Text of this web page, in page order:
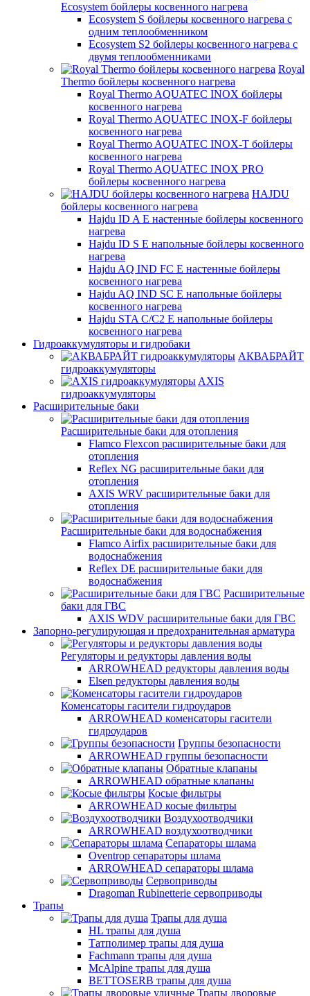
Ecosystem бойлеры косвенного нагрева
Ecosystem S бойлеры косвенного нагрева с
одним теплообменником
Ecosystem S2 бойлеры косвенного нагрева с
двумя теплообменниками
Royal
Thermo бойлеры косвенного нагрева
Royal Thermo AQUATEC INOX бойлеры
косвенного нагрева
Royal Thermo AQUATEC INOX-F бойлеры
косвенного нагрева
Royal Thermo AQUATEC INOX-T бойлеры
косвенного нагрева
Royal Thermo AQUATEC INOX PRO
бойлеры косвенного нагрева
HAJDU
бойлеры косвенного нагрева
Hajdu ID A E настенные бойлеры косвенного
нагрева
Hajdu ID S E напольные бойлеры косвенного
нагрева
Hajdu AQ IND FC E настенные бойлеры
косвенного нагрева
Hajdu AQ IND SC E напольные бойлеры
косвенного нагрева
Hajdu STA C/C2 E напольные бойлеры
косвенного нагрева
Гидроаккумуляторы и гидробаки
АКВАБРАЙТ
гидроаккумуляторы
AXIS
гидроаккумуляторы
Расширительные баки
Расширительные баки для отопления
Flamco Flexcon расширительные баки для
отопления
Reflex NG расширительные баки для
отопления
AXIS WRV расширительные баки для
отопления
Расширительные баки для водоснабжения
Flamco Airfix расширительные баки для
водоснабжения
Reflex DЕ расширительные баки для
водоснабжения
Расширительные
баки для ГВС
AXIS WDV расширительные баки для ГВС
Запорно-регулирующая и предохранительная арматура
Регуляторы и редукторы давления воды
ARROWHEAD редукторы давления воды
Elsen редукторы давления воды
Коменсаторы гасители гидроударов
ARROWHEAD коменсаторы гасители
гидроударов
Группы безопасности
ARROWHEAD группы безопасности
Обратные клапаны
ARROWHEAD обратные клапаны
Косые фильтры
ARROWHEAD косые фильтры
Воздухоотводчики
ARROWHEAD воздухоотводчики
Сепараторы шлама
Oventrop cепараторы шлама
ARROWHEAD сепараторы шлама
Сервоприводы
Dragoman Rubinetterie сервоприводы
Трапы
Трапы для душа
HL трапы для душа
Татполимер трапы для душа
Fachmann трапы для душа
McAlpine трапы для душа
BETTOSERB трапы для душа
Трапы дворовые